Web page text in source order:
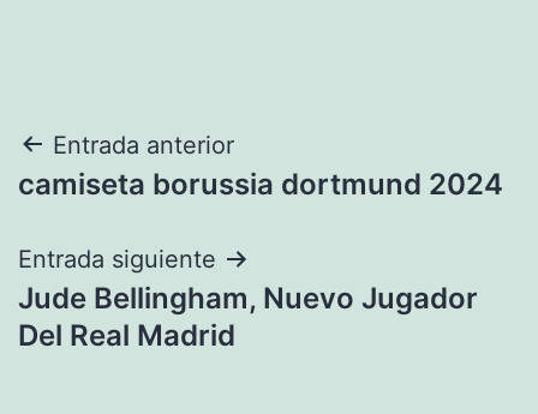
Navegación
de
entradas
Entrada anterior
camiseta borussia dortmund 2024
Entrada siguiente
Jude Bellingham, Nuevo Jugador
Del Real Madrid